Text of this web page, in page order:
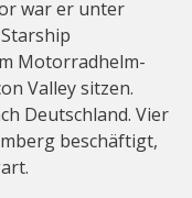
war er unter
Motorradhelm-
Valley sitzen.
Deutschland. Vier
beschäftigt,